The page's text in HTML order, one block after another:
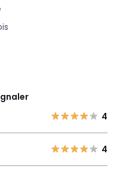
4
4